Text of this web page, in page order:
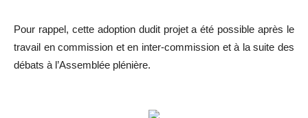
Pour rappel, cette adoption dudit projet a été possible après le
travail en commission et en inter-commission et à la suite des
débats à l’Assemblée plénière.